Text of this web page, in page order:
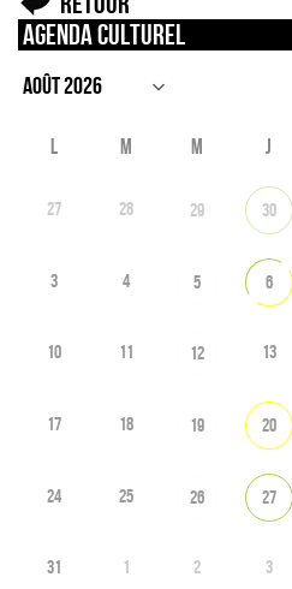
Agenda culturel
L M M J
27 28 29 30
3 4 5 6
10 11 12 13
17 18 19 20
24 25 26 27
31 1 2 3